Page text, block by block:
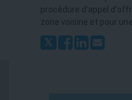
procédure d'appel
zone voisine et pour